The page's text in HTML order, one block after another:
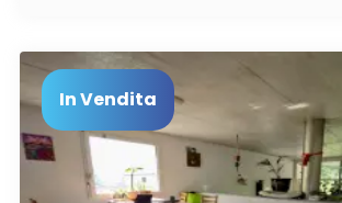
In Vendita